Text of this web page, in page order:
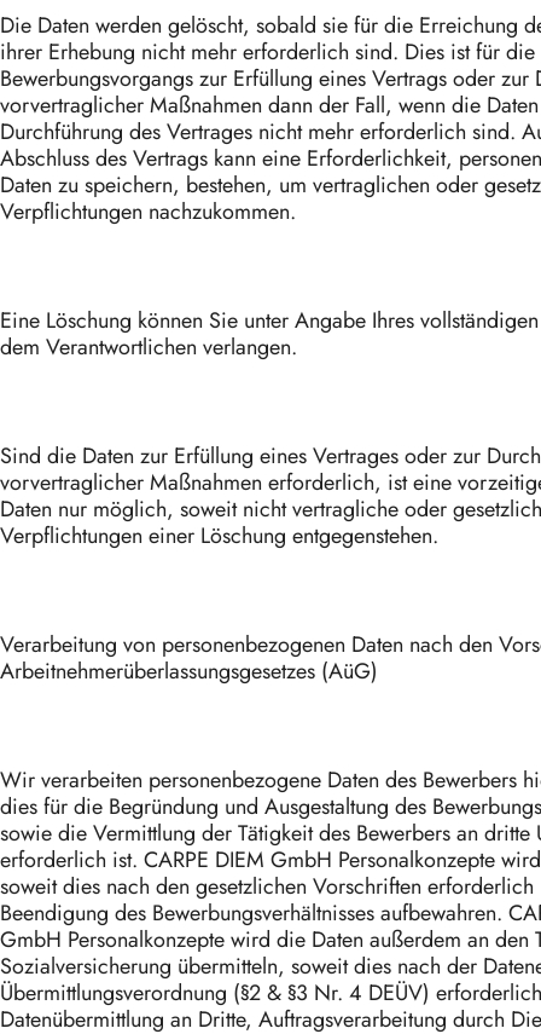
Die Daten werden gelöscht, sobald sie für die Erreichung
ihrer Erhebung nicht mehr erforderlich sind. Dies ist für die
Bewerbungsvorgangs zur Erfüllung eines Vertrags oder zur
vorvertraglicher Maßnahmen dann der Fall, wenn die
Durchführung des Vertrages nicht mehr erforderlich sind.
Abschluss des Vertrags kann eine Erforderlichkeit,
Daten zu speichern, bestehen, um vertraglichen oder
Verpflichtungen nachzukommen.
Eine Löschung können Sie unter Angabe Ihres
dem Verantwortlichen verlangen.
Sind die Daten zur Erfüllung eines Vertrages oder zur
vorvertraglicher Maßnahmen erforderlich, ist eine
Daten nur möglich, soweit nicht vertragliche oder
Verpflichtungen einer Löschung entgegenstehen.
Verarbeitung von personenbezogenen Daten nach den
Arbeitnehmerüberlassungsgesetzes (AüG)
Wir verarbeiten personenbezogene Daten des Bewerbers
dies für die Begründung und Ausgestaltung des
sowie die Vermittlung der Tätigkeit des Bewerbers an dritte
erforderlich ist. CARPE DIEM GmbH Personalkonzepte
soweit dies nach den gesetzlichen Vorschriften erforderlich
Beendigung des Bewerbungsverhältnisses aufbewahren.
GmbH Personalkonzepte wird die Daten außerdem an den
Sozialversicherung übermitteln, soweit dies nach der
Übermittlungsverordnung (§2 & §3 Nr. 4 DEÜV)
Datenübermittlung an Dritte, Auftragsverarbeitung durch